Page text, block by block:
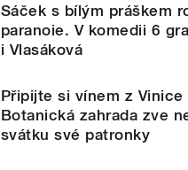
Sáček s bílým práškem
paranoie. V komedii 6
i Vlasáková
Připijte si vínem z Vinice
Botanická zahrada zve
svátku své patronky